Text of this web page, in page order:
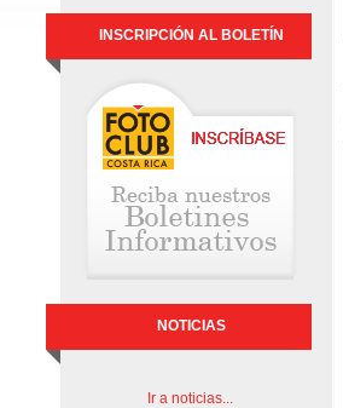
INSCRIPCIÓN AL BOLETÍN
NOTICIAS
Ir a noticias...